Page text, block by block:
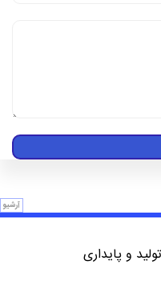
آرشیو
و پایداری